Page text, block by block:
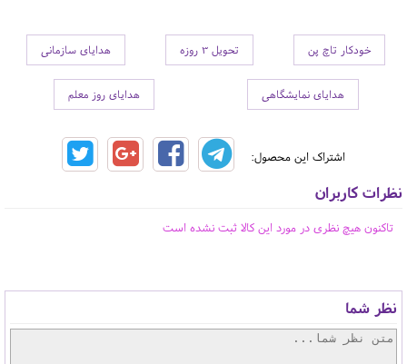
خودکار تاچ پن تحویل 3 روزه هدایای سازمانی
هدایای نمایشگاهی هدایای روز معلم
اشتراک این محصول:
نظرات کاربران
تاکنون هیچ نظری در مورد این کالا ثبت نشده است
نظر شما